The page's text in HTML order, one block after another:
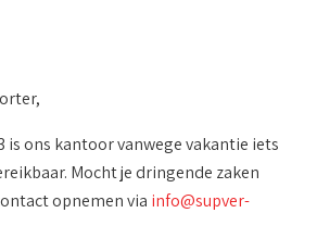
is ons kantoor vanwege vakantie iets
Mocht je dringende zaken
opnemen via info@supver-